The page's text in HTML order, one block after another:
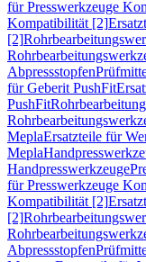
für Presswerkzeuge
Kompatibilität [2]
[2]
Abpressstopfen
für Geberit PushFit
PushFit
MeplaErsatzteile für
Mepla
Handpresswerkzeuge
für Presswerkzeuge
Kompatibilität [2]
[2]
Abpressstopfen